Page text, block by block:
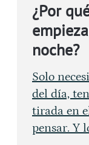
¿Por
noche?
Solo
del día,
tirada en
pensar. Y